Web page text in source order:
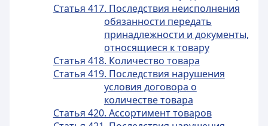
Статья 417. Последствия неисполнения
обязанности передать
принадлежности и документы,
относящиеся к товару
Статья 418. Количество товара
Статья 419. Последствия нарушения
условия договора о
количестве товара
Статья 420. Ассортимент товаров